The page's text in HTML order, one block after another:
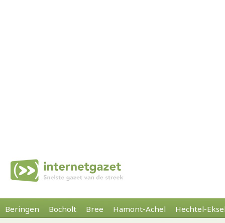
Beringen Bocholt Bree Hamont-Achel Hechtel-